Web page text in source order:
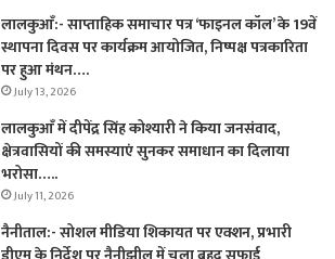
लालकुआँ:- साप्ताहिक समाचार पत्र ‘फाइनल कॉल’ के 19वें
स्थापना दिवस पर कार्यक्रम आयोजित, निष्पक्ष पत्रकारिता
पर हुआ मंथन….
July 13, 2026
लालकुआँ में दीपेंद्र सिंह कोश्यारी ने किया जनसंवाद,
क्षेत्रवासियों की समस्याएं सुनकर समाधान का दिलाया
भरोसा…..
July 11, 2026
नैनीताल:- सोशल मीडिया शिकायत पर एक्शन, प्रभारी